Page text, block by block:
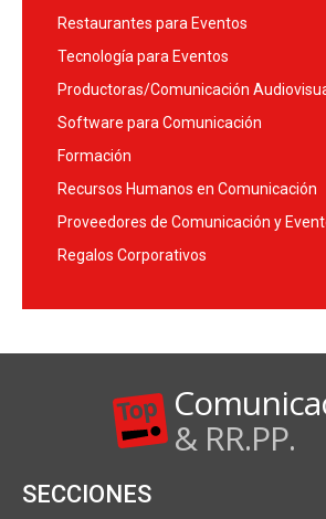
Restaurantes para Eventos
Tecnología para Eventos
Productoras/Comunicación
Software para Comunicación
Formación
Recursos Humanos en Comunicación
Proveedores de Comunicación y
Regalos Corporativos
& RR.PP.
SECCIONES